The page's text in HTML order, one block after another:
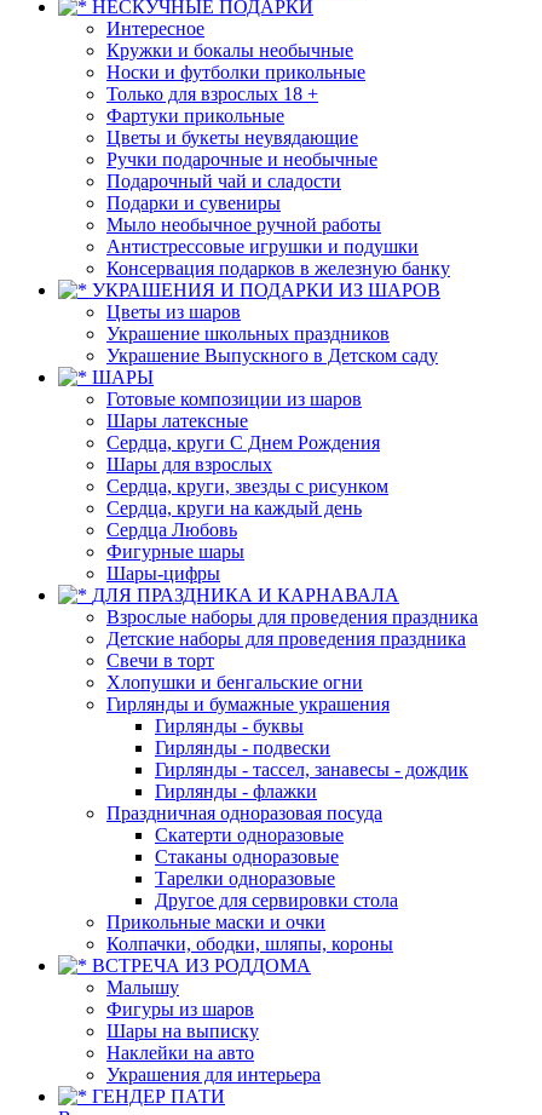
НЕСКУЧНЫЕ ПОДАРКИ
Интересное
Кружки и бокалы необычные
Носки и футболки прикольные
Только для взрослых 18 +
Фартуки прикольные
Цветы и букеты неувядающие
Ручки подарочные и необычные
Подарочный чай и сладости
Подарки и сувениры
Мыло необычное ручной работы
Антистрессовые игрушки и подушки
Консервация подарков в железную банку
УКРАШЕНИЯ И ПОДАРКИ ИЗ ШАРОВ
Цветы из шаров
Украшение школьных праздников
Украшение Выпускного в Детском саду
ШАРЫ
Готовые композиции из шаров
Шары латексные
Сердца, круги С Днем Рождения
Шары для взрослых
Сердца, круги, звезды с рисунком
Сердца, круги на каждый день
Сердца Любовь
Фигурные шары
Шары-цифры
ДЛЯ ПРАЗДНИКА И КАРНАВАЛА
Взрослые наборы для проведения праздника
Детские наборы для проведения праздника
Свечи в торт
Хлопушки и бенгальские огни
Гирлянды и бумажные украшения
Гирлянды - буквы
Гирлянды - подвески
Гирлянды - тассел, занавесы - дождик
Гирлянды - флажки
Праздничная одноразовая посуда
Скатерти одноразовые
Стаканы одноразовые
Тарелки одноразовые
Другое для сервировки стола
Прикольные маски и очки
Колпачки, ободки, шляпы, короны
ВСТРЕЧА ИЗ РОДДОМА
Малышу
Фигуры из шаров
Шары на выписку
Наклейки на авто
Украшения для интерьера
ГЕНДЕР ПАТИ